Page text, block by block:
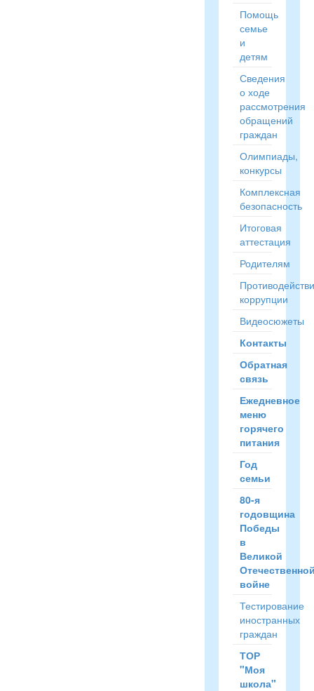
Помощь
семье
и
детям
Сведения
о ходе
рассмотрения
обращений
граждан
Олимпиады,
конкурсы
Комплексная
безопасность
Итоговая
аттестация
Родителям
коррупции
Видеосюжеты
Контакты
Обратная
связь
Ежедневное
меню
горячего
питания
Год
семьи
80-я
годовщина
Победы
в
Великой
войне
Тестирование
иностранных
граждан
ТОР
"Моя
школа"